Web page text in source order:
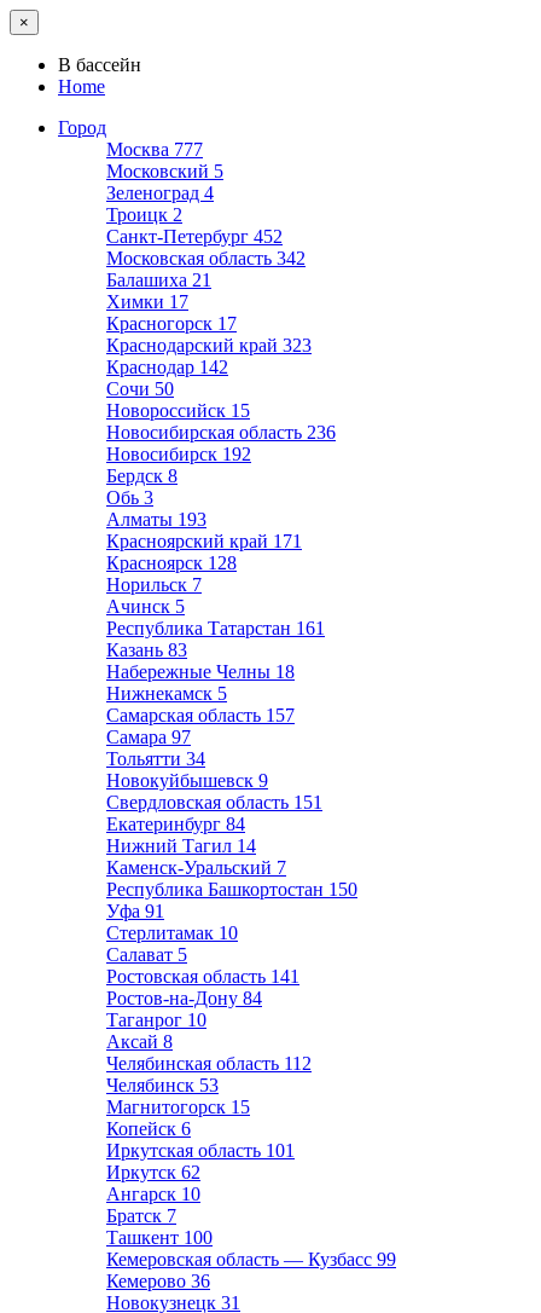
×
В бассейн
Home
Город
Москва 777
Московский 5
Зеленоград 4
Троицк 2
Санкт-Петербург 452
Московская область 342
Балашиха 21
Химки 17
Красногорск 17
Краснодарский край 323
Краснодар 142
Сочи 50
Новороссийск 15
Новосибирская область 236
Новосибирск 192
Бердск 8
Обь 3
Алматы 193
Красноярский край 171
Красноярск 128
Норильск 7
Ачинск 5
Республика Татарстан 161
Казань 83
Набережные Челны 18
Нижнекамск 5
Самарская область 157
Самара 97
Тольятти 34
Новокуйбышевск 9
Свердловская область 151
Екатеринбург 84
Нижний Тагил 14
Каменск-Уральский 7
Республика Башкортостан 150
Уфа 91
Стерлитамак 10
Салават 5
Ростовская область 141
Ростов-на-Дону 84
Таганрог 10
Аксай 8
Челябинская область 112
Челябинск 53
Магнитогорск 15
Копейск 6
Иркутская область 101
Иркутск 62
Ангарск 10
Братск 7
Ташкент 100
Кемеровская область — Кузбасс 99
Кемерово 36
Новокузнецк 31